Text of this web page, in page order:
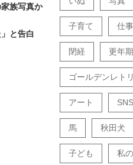
族写真か
」と告白
子育て 仕事
閉経 更年期
ゴールデンレト
アート SNS
馬 秋田犬
子ども 私